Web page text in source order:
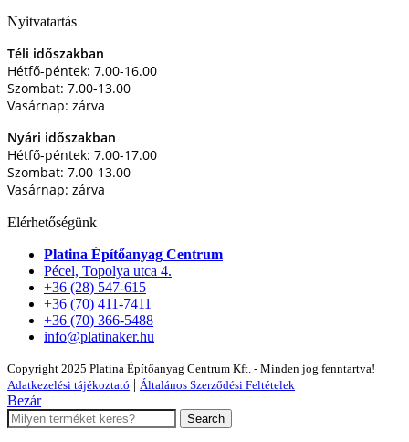
Nyitvatartás
Téli időszakban
Hétfő-péntek: 7.00-16.00
Szombat: 7.00-13.00
Vasárnap: zárva
Nyári időszakban
Hétfő-péntek: 7.00-17.00
Szombat: 7.00-13.00
Vasárnap: zárva
Elérhetőségünk
Platina Építőanyag Centrum
Pécel, Topolya utca 4.
+36 (28) 547-615
+36 (70) 411-7411
+36 (70) 366-5488
info@platinaker.hu
Copyright 2025 Platina Építőanyag Centrum Kft. - Minden jog fenntartva!
Adatkezelési tájékoztató | Általános Szerződési Feltételek
Bezár
Search